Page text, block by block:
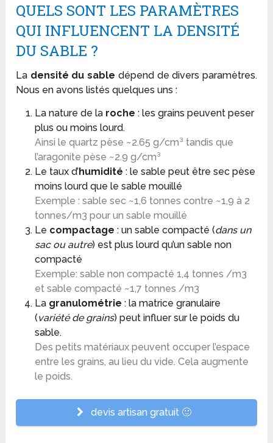
QUELS SONT LES PARAMÈTRES
QUI INFLUENCENT LA DENSITÉ
DU SABLE ?
La densité du sable dépend de divers paramètres.
Nous en avons listés quelques uns :
La nature de la roche : les grains peuvent peser
plus ou moins lourd.
Ainsi le quartz pèse ~2.65 g/cm³ tandis que
l’aragonite pèse ~2.9 g/cm³
Le taux d’humidité : le sable peut être sec pèse
moins lourd que le sable mouillé
Exemple : sable sec ~1,6 tonnes contre ~1,9 à 2
tonnes/m3 pour un sable mouillé
Le compactage : un sable compacté (dans un
sac ou autre) est plus lourd qu’un sable non
compacté
Exemple: sable non compacté 1,4 tonnes /m3
et sable compacté ~1,7 tonnes /m3
La granulométrie : la matrice granulaire
(variété de grains) peut influer sur le poids du
sable.
Des petits matériaux peuvent occuper l’espace
entre les grains, au lieu du vide. Cela augmente
le poids.
devis artisan gratuit 🙂